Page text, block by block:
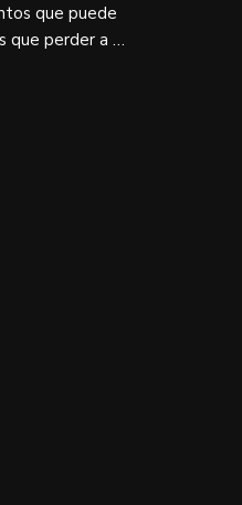
que puede
que perder a …